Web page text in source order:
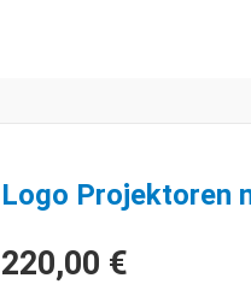
Logo Projektoren
220,00 €